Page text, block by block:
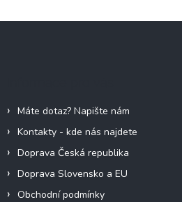
l
Máte dotaz? Napište nám
Kontakty - kde nás najdete
Doprava Česká republika
Doprava Slovensko a EU
Obchodní podmínky